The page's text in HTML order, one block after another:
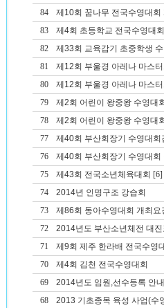
84
제10회 꿈나무 전국수영대회
83
제4회 초등학교 전국수영대
82
제33회 교육감기 초중학생
81
제12회 부울경 아레나 마스
80
제12회 부울경 아레나 마스
79
제2회 어린이 왕중왕 수영대
78
제2회 어린이 왕중왕 수영대
77
제40회 부산회장기 수영대
76
제40회 부산회장기 수영대
75
제43회 전국소년체육대회 [6]
74
2014년 인명구조 강습회
73
제86회 동아수영대회 개최요
72
2014년도 부산소년체전 대
71
제9회 제주 한라배 전국수영
70
제4회 김천 전국수영대회
69
2014년도 임원,선수등록 안내
68
2013 기초종목 육성 사업(수